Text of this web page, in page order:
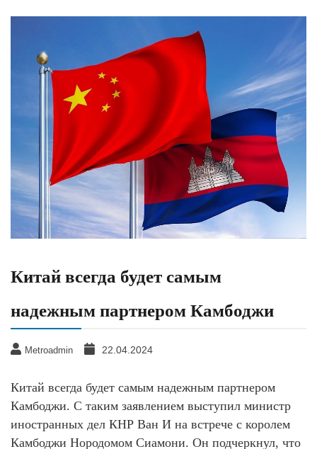
Китай всегда будет самым
надежным партнером Камбоджи
Metroadmin 22.04.2024
Китай всегда будет самым надежным партнером
Камбоджи. С таким заявлением выступил министр
иностранных дел КНР Ван И на встрече с королем
Камбоджи Нородомом Сиамони. Он подчеркнул, что